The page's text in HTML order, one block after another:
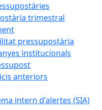
trimestral
pressupostària
institucionals
anteriors
intern d'alertes (SIA)